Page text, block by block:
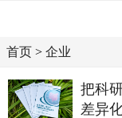
首页 > 企业
把科
差异